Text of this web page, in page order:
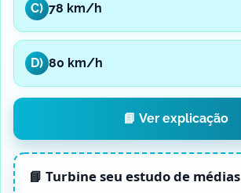
C) 78 km/h
D) 80 km/h
📘 Ver explicação
📘 Turbine seu estudo de médias